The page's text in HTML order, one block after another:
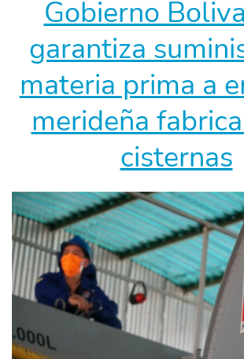
Gobierno
garantiza
materia prima a
merideña
cisternas